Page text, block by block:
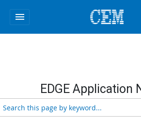
menu
EDGE Application